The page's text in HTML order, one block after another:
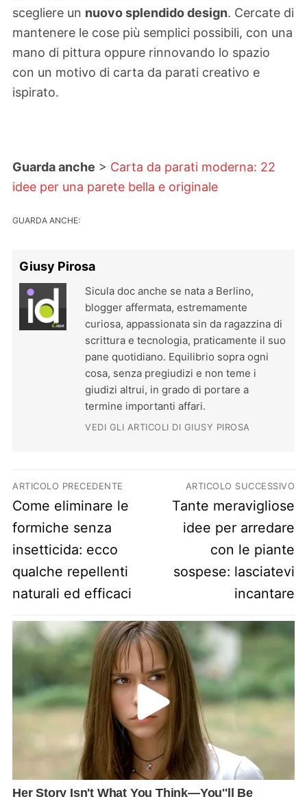
scegliere un nuovo splendido design. Cercate di
mantenere le cose più semplici possibili, con una
mano di pittura oppure rinnovando lo spazio
con un motivo di carta da parati creativo e
ispirato.
Guarda anche > Carta da parati moderna: 22
idee per una parete bella e originale
GUARDA ANCHE:
Giusy Pirosa
Sicula doc anche se nata a Berlino,
blogger affermata, estremamente
curiosa, appassionata sin da ragazzina di
scrittura e tecnologia, praticamente il suo
pane quotidiano. Equilibrio sopra ogni
cosa, senza pregiudizi e non teme i
giudizi altrui, in grado di portare a
termine importanti affari.
VEDI GLI ARTICOLI DI GIUSY PIROSA
Navigazione articoli
ARTICOLO PRECEDENTE
Previous post:
Come eliminare le
formiche senza
insetticida: ecco
qualche repellenti
naturali ed efficaci
ARTICOLO SUCCESSIVO
Next post:
Tante meravigliose
idee per arredare
con le piante
sospese: lasciatevi
incantare